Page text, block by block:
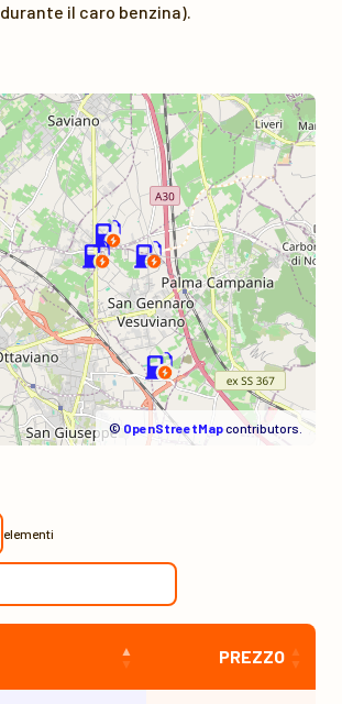
durante il caro benzina).
© OpenStreetMapcontributors.
elementi
PREZZO